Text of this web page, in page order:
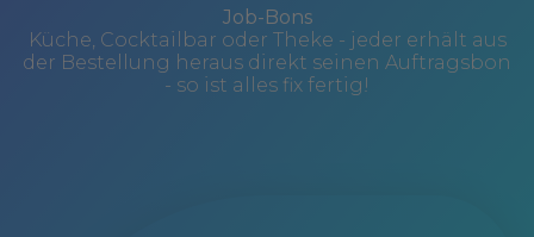
Job-Bons
Küche, Cocktailbar oder Theke - jeder erhält aus
der Bestellung heraus direkt seinen Auftragsbon
- so ist alles fix fertig!